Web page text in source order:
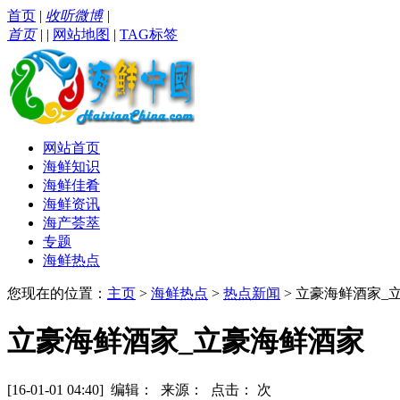
首页 | 收听微博|
首页| | 网站地图 | TAG标签
网站首页
海鲜知识
海鲜佳肴
海鲜资讯
海产荟萃
专题
海鲜热点
您现在的位置： 主页 > 海鲜热点 > 热点新闻 > 立豪海鲜酒家_
立豪海鲜酒家_立豪海鲜酒家
[16-01-01 04:40] 编辑： 来源： 点击： 次